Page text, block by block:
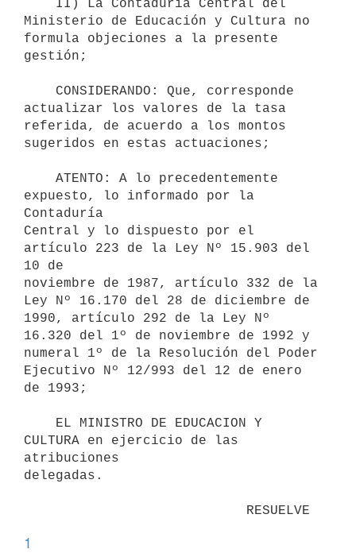
Ministerio de Educación y Cultura no
formula objeciones a la presente
gestión;
actualizar los valores de la tasa
referida, de acuerdo a los montos
sugeridos en estas actuaciones;
expuesto, lo informado por la
Contaduría
Central y lo dispuesto por el
artículo 223 de la Ley Nº 15.903 del
10 de
noviembre de 1987, artículo 332 de la
Ley Nº 16.170 del 28 de diciembre de
1990, artículo 292 de la Ley Nº
16.320 del 1º de noviembre de 1992 y
numeral 1º de la Resolución del Poder
Ejecutivo Nº 12/993 del 12 de enero
de 1993;
CULTURA en ejercicio de las
atribuciones
delegadas.
1